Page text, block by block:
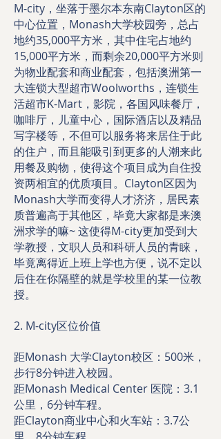
M-city，坐落于墨尔本东南Clayton区的
中心位置，Monash大学校园旁，总占
地约35,000平方米，其中住宅占地约
15,000平方米，而剩余20,000平方米则
为物业配套和商业配套，包括澳洲第一
大连锁大型超市Woolworths，连锁生
活超市K-Mart，影院，各国风味餐厅，
咖啡厅，儿童中心，国际酒店以及精品
写字楼等，不但可以服务将来居住于此
的住户，而且能吸引到更多的人潮来此
用餐及购物，使得这个项目成为自住投
资两相宜的优质项目。Clayton区因为
Monash大学而变得人才济济，居民素
质普遍高于其他区，毕竟大家都是来澳
洲求学的嘛~ 这使得M-city更加受到大
学教授，文职人员和科研人员的青睐，
毕竟离得近上班上学也方便，说不定以
后住在你隔壁的就是学校里的某一位教
授。
2. M-city区位价值
距Monash 大学Clayton校区：500米，
步行8分钟进入校园。
距Monash Medical Center 医院：3.1
公里，6分钟车程。
距Clayton商业中心和火车站：3.7公